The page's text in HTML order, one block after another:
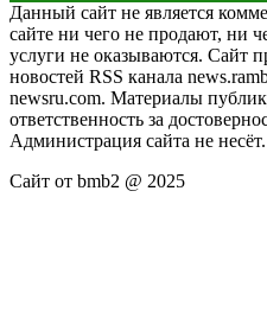
Данный сайт не является
сайте ни чего не продают, ни
услуги не оказываются. Сайт
новостей RSS канала
newsru.com. Материалы
ответственность за
Администрация сайта не несёт.
Сайт от bmb2 @ 2025